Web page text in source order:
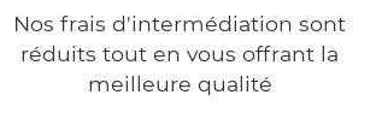
Nos frais d'intermédiation sont
réduits tout en vous offrant la
meilleure qualité